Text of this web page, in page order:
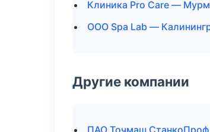
Клиника Pro Care —
ООО Spa Lab —
Другие компании
ПАО Точмаш СтанкоПроф